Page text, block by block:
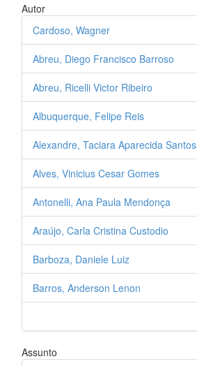
Autor
Cardoso, Wagner
Abreu, Diego Francisco Barroso
Abreu, Ricelli Victor Ribeiro
Albuquerque, Felipe Reis
Alexandre, Taciara Aparecida Santos
Alves, Vinicius Cesar Gomes
Antonelli, Ana Paula Mendonça
Araújo, Carla Cristina Custodio
Barboza, Daniele Luiz
Barros, Anderson Lenon
Assunto